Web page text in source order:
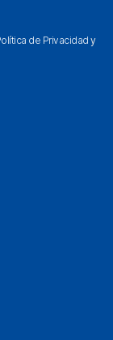
de Privacidady